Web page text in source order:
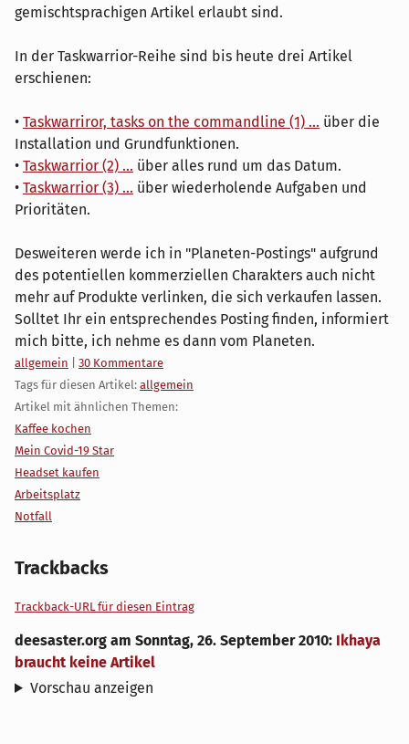
gemischtsprachigen Artikel erlaubt sind.
In der Taskwarrior-Reihe sind bis heute drei Artikel
erschienen:
• Taskwarriror, tasks on the commandline (1) ... über die
Installation und Grundfunktionen.
• Taskwarrior (2) ... über alles rund um das Datum.
• Taskwarrior (3) ... über wiederholende Aufgaben und
Prioritäten.
Desweiteren werde ich in "Planeten-Postings" aufgrund
des potentiellen kommerziellen Charakters auch nicht
mehr auf Produkte verlinken, die sich verkaufen lassen.
Solltet Ihr ein entsprechendes Posting finden, informiert
mich bitte, ich nehme es dann vom Planeten.
Kategorien:
allgemein
30 Kommentare
Tags für diesen Artikel: allgemein
Artikel mit ähnlichen Themen:
Kaffee kochen
Mein Covid-19 Star
Headset kaufen
Arbeitsplatz
Notfall
Trackbacks
Trackback-URL für diesen Eintrag
deesaster.org am Sonntag, 26. September 2010: Ikhaya
braucht keine Artikel
Vorschau anzeigen